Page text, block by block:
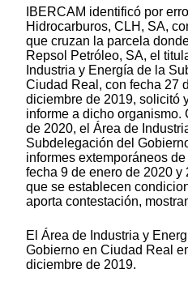
IBERCAM identificó por
Hidrocarburos, CLH, SA,
que cruzan la parcela
Repsol Petróleo, SA, el
Industria y Energía de la
Ciudad Real, con fecha 27
diciembre de 2019, solicitó
informe a dicho organismo.
de 2020, el Área de
Subdelegación del
informes extemporáneos
fecha 9 de enero de 2020 y
que se establecen
aporta contestación,
El Área de Industria y
Gobierno en Ciudad Real
diciembre de 2019.